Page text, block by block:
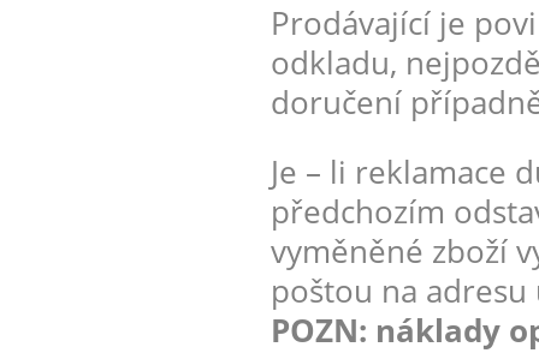
Prodávající je
odkladu,
doručení
Je – li reklamace
předchozím
vyměněné zboží
poštou na
POZN: náklady